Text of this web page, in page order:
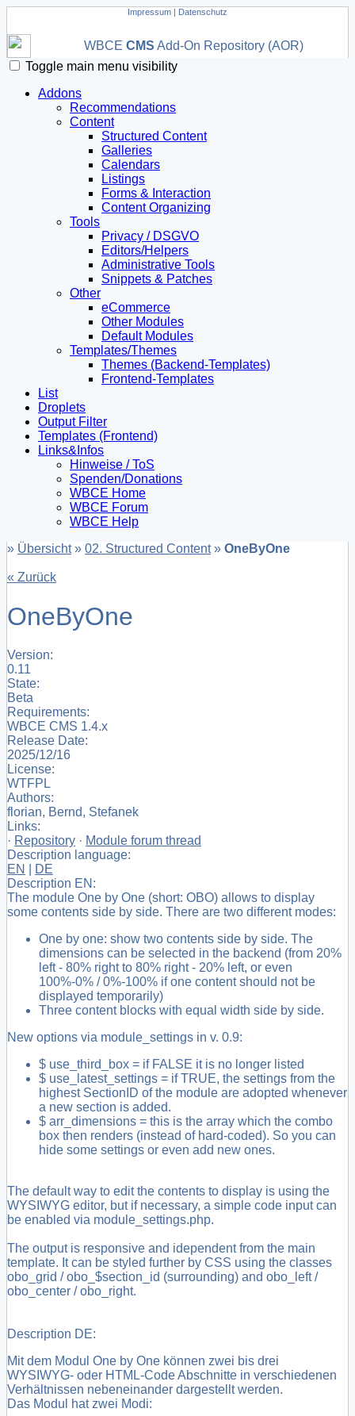
Impressum | Datenschutz
WBCE CMS Add-On Repository (AOR)
Toggle main menu visibility
Addons
Recommendations
Content
Structured Content
Galleries
Calendars
Listings
Forms & Interaction
Content Organizing
Tools
Privacy / DSGVO
Editors/Helpers
Administrative Tools
Snippets & Patches
Other
eCommerce
Other Modules
Default Modules
Templates/Themes
Themes (Backend-Templates)
Frontend-Templates
List
Droplets
Output Filter
Templates (Frontend)
Links&Infos
Hinweise / ToS
Spenden/Donations
WBCE Home
WBCE Forum
WBCE Help
» Übersicht» 02. Structured Content» OneByOne
« Zurück
OneByOne
Version:
0.11
State:
Beta
Requirements:
WBCE CMS 1.4.x
Release Date:
2025/12/16
License:
WTFPL
Authors:
florian, Bernd, Stefanek
Links:
· Repository · Module forum thread
Description language:
EN
DE
Description EN:
The module One by One (short: OBO) allows to display
some contents side by side. There are two different modes:
One by one: show two contents side by side. The
dimensions can be selected in the backend (from 20%
left - 80% right to 80% right - 20% left, or even
100%-0% / 0%-100% if one content should not be
displayed temporarily)
Three content blocks with equal width side by side.
New options via module_settings in v. 0.9:
$ use_third_box = if FALSE it is no longer listed
$ use_latest_settings = if TRUE, the settings from the
highest SectionID of the module are adopted whenever
a new section is added.
$ arr_dimensions = this is the array which the combo
box then renders (instead of hard-coded). So you can
hide some settings or even add new ones.
The default way to edit the contents to display is using the
WYSIWYG editor, but if necessary, a simple code input can
be enabled via module_settings.php.
The output is responsive and idependent from the main
template. It can be styled further by CSS using the classes
obo_grid / obo_$section_id (surrounding) and obo_left /
obo_center / obo_right.
Description DE:
Mit dem Modul One by One können zwei bis drei
WYSIWYG- oder HTML-Code Abschnitte in verschiedenen
Verhältnissen nebeneinander dargestellt werden.
Das Modul hat zwei Modi: